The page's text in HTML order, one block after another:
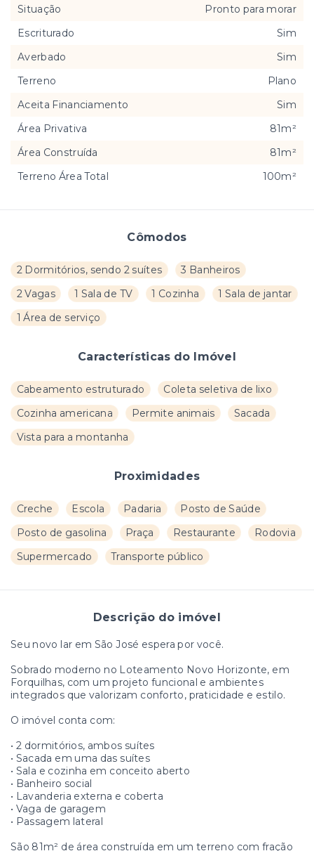
Cômodos
2 Dormitórios, sendo 2 suítes
3 Banheiros
2 Vagas
1 Sala de TV 1 Cozinha
1 Sala de jantar
1 Área de serviço
Características do Imóvel
Cabeamento estruturado
Coleta seletiva de lixo
Cozinha americana
Permite animais
Sacada
Vista para a montanha
Proximidades
Creche Escola Padaria
Posto de Saúde
Posto de gasolina
Praça Restaurante
Rodovia
Supermercado
Transporte público
Descrição do imóvel
Seu novo lar em São José espera por você.
Sobrado moderno no Loteamento Novo Horizonte, em
Forquilhas, com um projeto funcional e ambientes
integrados que valorizam conforto, praticidade e estilo.
O imóvel conta com:
• 2 dormitórios, ambos suítes
• Sacada em uma das suítes
• Sala e cozinha em conceito aberto
• Banheiro social
• Lavanderia externa e coberta
• Vaga de garagem
• Passagem lateral
São 81m² de área construída em um terreno com fração
Situação
Pronto para morar
Escriturado
Sim
Averbado
Sim
Terreno
Plano
Aceita Financiamento
Sim
Área Privativa
81m²
Área Construída
81m²
Terreno Área Total
100m²